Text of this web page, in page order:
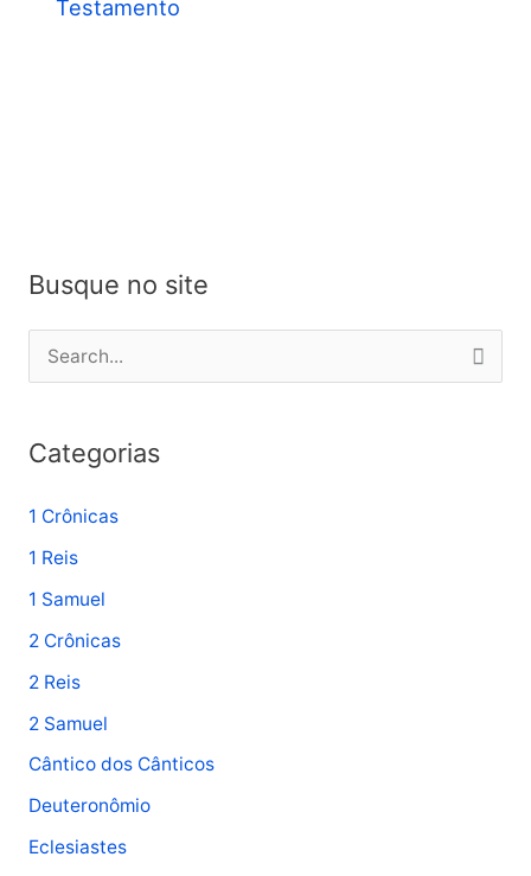
Testamento
Busque no site
e
q
s
a
r
p
o
r
Categorias
1 Crônicas
1 Reis
1 Samuel
2 Crônicas
2 Reis
2 Samuel
Cântico dos Cânticos
Deuteronômio
Eclesiastes